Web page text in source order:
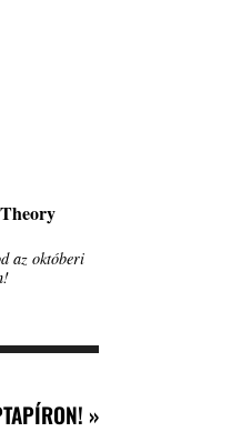
az októberi
»